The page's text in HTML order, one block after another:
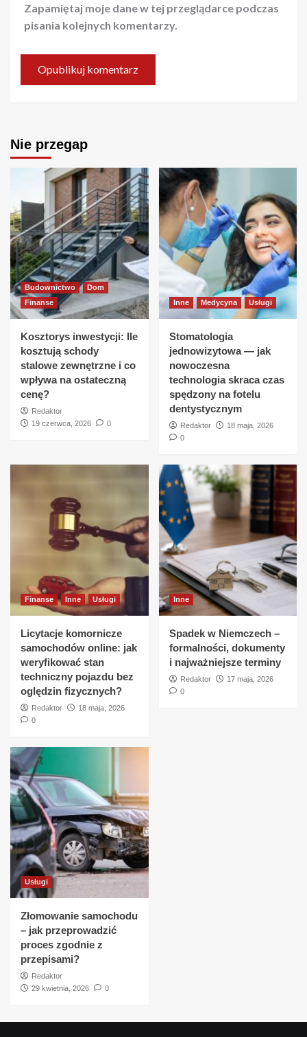
Zapamiętaj moje dane w tej przeglądarce podczas
pisania kolejnych komentarzy.
Nie przegap
Budownictwo
Dom
Finanse
Kosztorys inwestycji: Ile
kosztują schody
stalowe zewnętrzne i co
wpływa na ostateczną
cenę?
Redaktor
19 czerwca, 2026
0
Inne Medycyna Usługi
Stomatologia
jednowizytowa — jak
nowoczesna
technologia skraca czas
spędzony na fotelu
dentystycznym
Redaktor
18 maja, 2026
0
Finanse Inne Usługi
Licytacje komornicze
samochodów online: jak
weryfikować stan
techniczny pojazdu bez
oględzin fizycznych?
Redaktor
18 maja, 2026
0
Inne
Spadek w Niemczech –
formalności, dokumenty
i najważniejsze terminy
Redaktor
17 maja, 2026
0
Usługi
Złomowanie samochodu
– jak przeprowadzić
proces zgodnie z
przepisami?
Redaktor
29 kwietnia, 2026
0